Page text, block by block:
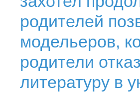
родителей
модельеров,
родители
литературу в